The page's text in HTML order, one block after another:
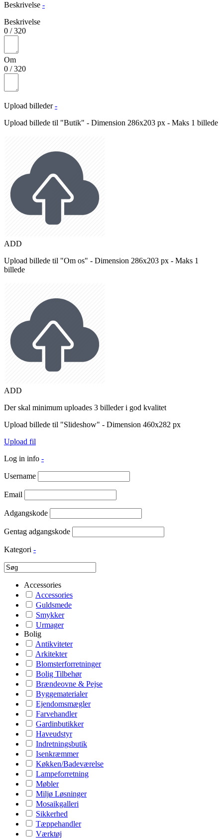
Beskrivelse -
Beskrivelse
0 /320
Om
0 /320
Upload billeder -
Upload billede til "Butik" - Dimension 286x203 px - Maks 1 billede
ADD
Upload billede til "Om os" - Dimension 286x203 px - Maks 1
billede
ADD
Der skal minimum uploades 3 billeder i god kvalitet
Upload billede til "Slideshow" - Dimension 460x282 px
Upload fil
Log in info -
Username
Email
Adgangskode
Gentag adgangskode
Kategori -
Accessories
Accessories
Guldsmede
Smykker
Urmager
Bolig
Antikviteter
Arkitekter
Blomsterforretninger
Bolig Tilbehør
Brændeovne & Pejse
Byggematerialer
Ejendomsmægler
Farvehandler
Gardinbutikker
Haveudstyr
Indretningsbutik
Isenkræmmer
Køkken/Badeværelse
Lampeforretning
Møbler
Miljø Løsninger
Mosaikgalleri
Sikkerhed
Tæppehandler
Værktøj